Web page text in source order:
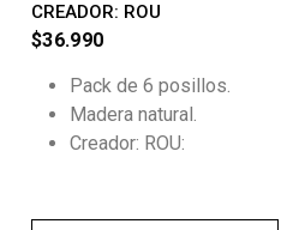
CREADOR: ROU
$36.990
Pack de 6 posillos.
Madera natural.
Creador: ROU: